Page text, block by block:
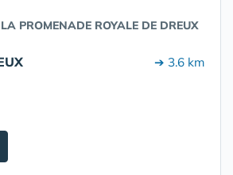
PROMENADE ROYALE DE DREUX
➔ 3.6 km